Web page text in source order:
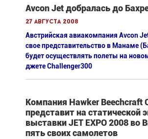
Avcon Jet добралась до
27 августа 2008
Австрийская авиакомпания Avcon
свое представительство в Манаме
будет осуществлять полеты на
джете Challenger300
Компания Hawker Beechcraft
представит на статической
выставки JET EXPO 2008 во
пять своих самолетов